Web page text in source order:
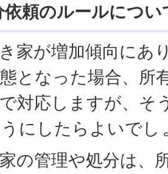
依頼のルールについ
き家が増加傾向にあ
となった場合、所
対応しますが、そ
にしたらよいでし
家の管理や処分は、